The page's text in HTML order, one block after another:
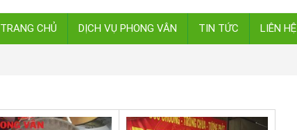
TRANG CHỦ DỊCH VỤ PHONG VÂN TIN TỨC LIÊN HỆ